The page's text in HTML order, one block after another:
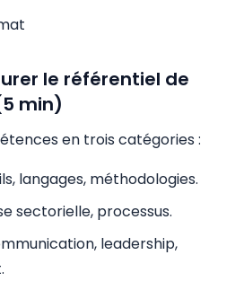
le référentiel de
min)
en trois catégories :
langages, méthodologies.
sectorielle, processus.
leadership,